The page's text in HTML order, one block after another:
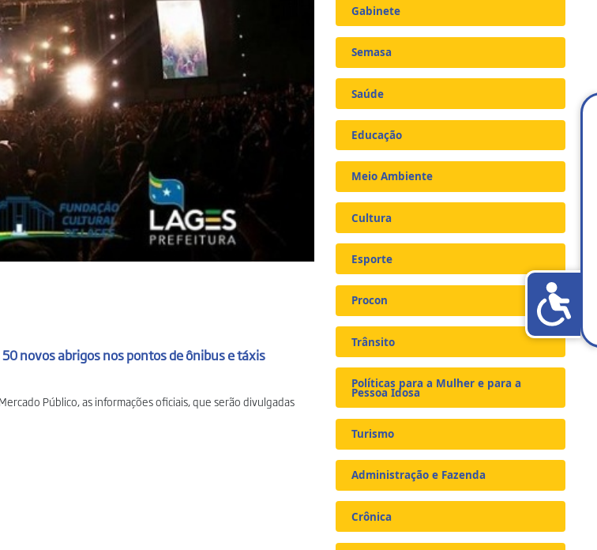
novos abrigos nos pontos de ônibus e táxis
Público, as informações oficiais, que serão divulgadas
Gabinete
Semasa
Saúde
Educação
Meio Ambiente
Cultura
Esporte
Procon
Trânsito
Políticas para a Mulher e para a
Pessoa Idosa
Turismo
Administração e Fazenda
Crônica